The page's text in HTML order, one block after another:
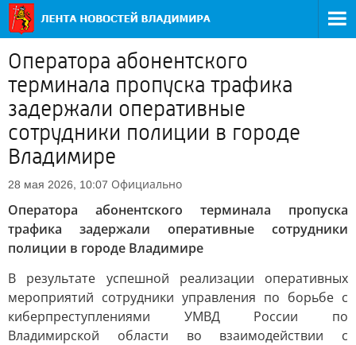
Оператора абонентского
терминала пропуска трафика
задержали оперативные
сотрудники полиции в городе
Владимире
28 мая 2026, 10:07 Официально
Оператора абонентского терминала пропуска
трафика задержали оперативные сотрудники
полиции в городе Владимире
В результате успешной реализации оперативных
мероприятий сотрудники управления по борьбе с
киберпреступлениями УМВД России по
Владимирской области во взаимодействии с